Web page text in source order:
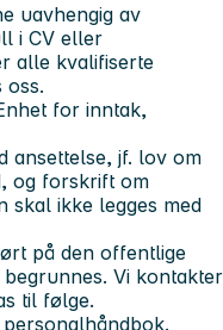
uavhengig av
i CV eller
alle kvalifiserte
oss.
for inntak,
ansettelse, jf. lov om
og forskrift om
skal ikke legges med
på den offentlige
Vi kontakter
til følge.